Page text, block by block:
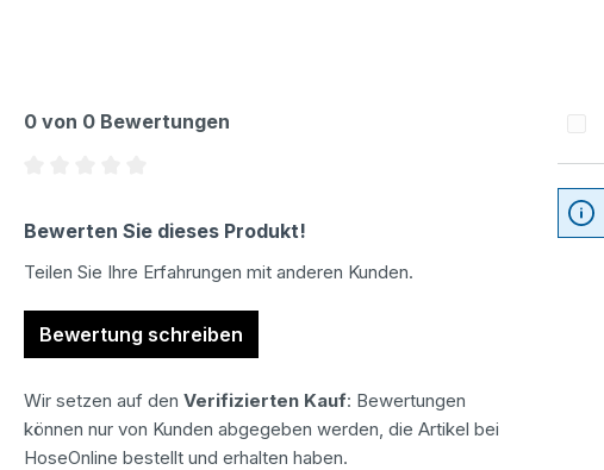
0 von 0 Bewertungen
Bewerten Sie dieses Produkt!
Teilen Sie Ihre Erfahrungen mit anderen Kunden.
Bewertung schreiben
Wir setzen auf den Verifizierten Kauf: Bewertungen
können nur von Kunden abgegeben werden, die Artikel bei
HoseOnline bestellt und erhalten haben.